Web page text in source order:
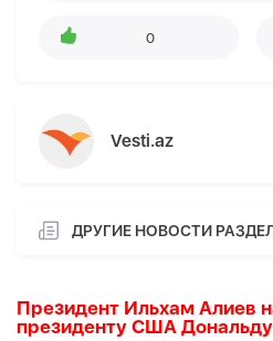
0
Vesti.az
ДРУГИЕ НОВОСТИ
Президент Ильхам Алиев
президенту США